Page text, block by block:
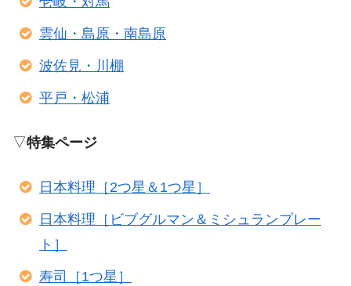
雲仙・島原・南島原
波佐見・川棚
平戸・松浦
▽特集ページ
日本料理［2つ星＆1つ星］
日本料理［ビブグルマン＆ミシュランプレー
ト］
寿司［1つ星］